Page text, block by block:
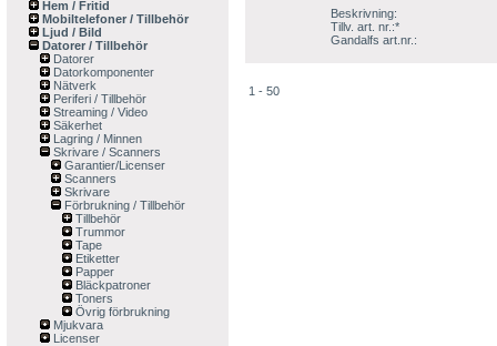
Hem / Fritid
Mobiltelefoner / Tillbehör
Ljud / Bild
Datorer / Tillbehör
Datorer
Datorkomponenter
Nätverk
Periferi / Tillbehör
Streaming / Video
Säkerhet
Lagring / Minnen
Skrivare / Scanners
Garantier/Licenser
Scanners
Skrivare
Förbrukning / Tillbehör
Tillbehör
Trummor
Tape
Etiketter
Papper
Bläckpatroner
Toners
Övrig förbrukning
Mjukvara
Licenser
Beskrivning:
Tillv. art. nr.:*
Gandalfs art.nr.:
1 - 50